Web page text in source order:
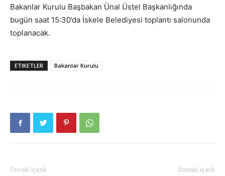
Bakanlar Kurulu Başbakan Ünal Üstel Başkanlığında
bugün saat 15:30’da İskele Belediyesi toplantı salonunda
toplanacak.
ETIKETLER Bakanlar Kurulu
Önceki İçerik Sonraki İçerik